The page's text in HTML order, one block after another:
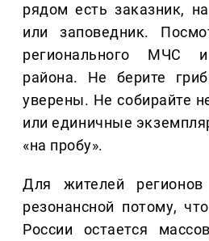
рядом есть заказник,
или заповедник.
регионального МЧС и
района. Не берите
уверены. Не собирайте
или единичные
«на пробу».
Для жителей
резонансной потому,
России остается